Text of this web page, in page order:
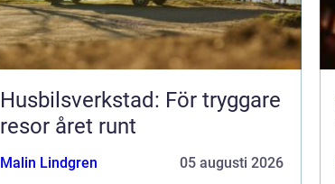
Husbilsverkstad: För tryggare
resor året runt
Malin Lindgren 05 augusti 2026